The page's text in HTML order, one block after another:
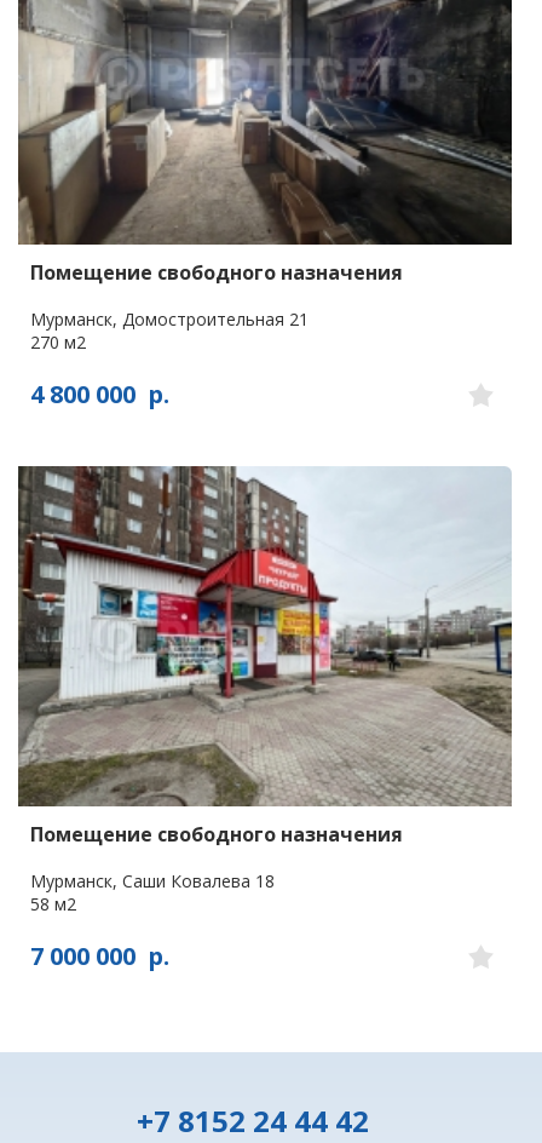
Помещение свободного назначения
Мурманск, Домостроительная 21
270 м2
4 800 000 р.
Помещение свободного назначения
Мурманск, Саши Ковалева 18
58 м2
7 000 000 р.
+7 8152 24 44 42